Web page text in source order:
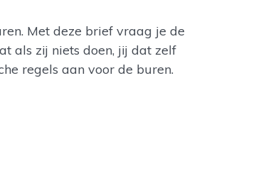
Met deze brief vraag je de
als zij niets doen, jij dat zelf
regels aan voor de buren.